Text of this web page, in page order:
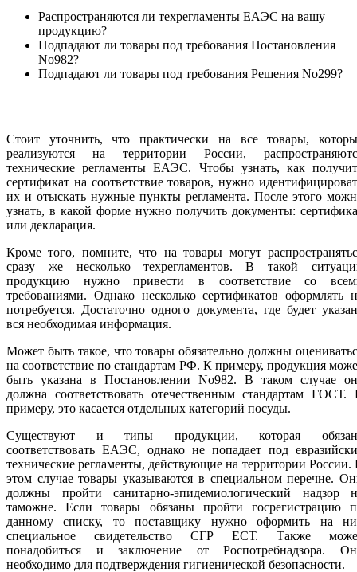
Распространяются ли техрегламенты ЕАЭС на вашу
продукцию?
Подпадают ли товары под требования Постановления
No982?
Подпадают ли товары под требования Решения No299?
Стоит уточнить, что практически на все товары,
реализуются на территории России,
технические регламенты ЕАЭС. Чтобы узнать, как
сертификат на соответствие товаров, нужно
их и отыскать нужные пункты регламента. После этого
узнать, в какой форме нужно получить документы:
или декларация.
Кроме того, помните, что на товары могут
сразу же несколько техрегламентов. В такой
продукцию нужно привести в соответствие со
требованиями. Однако несколько сертификатов оформлять
потребуется. Достаточно одного документа, где будет
вся необходимая информация.
Может быть такое, что товары обязательно должны
на соответствие по стандартам РФ. К примеру, продукция
быть указана в Постановлении No982. В таком случае
должна соответствовать отечественным стандартам ГОСТ.
примеру, это касается отдельных категорий посуды.
Существуют и типы продукции, которая
соответствовать ЕАЭС, однако не попадает под
технические регламенты, действующие на территории России.
этом случае товары указываются в специальном перечне.
должны пройти санитарно-эпидемиологический надзор
таможне. Если товары обязаны пройти госрегистрацию
данному списку, то поставщику нужно оформить на
специальное свидетельство СГР ЕСТ. Также
понадобиться и заключение от Роспотребнадзора.
необходимо для подтверждения гигиенической безопасности.